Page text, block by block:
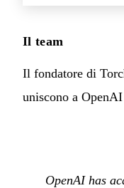
Il team
Il fondatore di
uniscono a
OpenAI has